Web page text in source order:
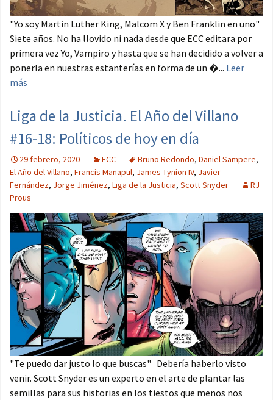
"Yo soy Martin Luther King, Malcom X y Ben Franklin en uno"
Siete años. No ha llovido ni nada desde que ECC editara por
primera vez Yo, Vampiro y hasta que se han decidido a volver a
ponerla en nuestras estanterías en forma de un �... Leer
más
Liga de la Justicia. El Año del Villano
#16-18: Políticos de hoy en día
29 febrero, 2020 ECC Bruno Redondo, Daniel Sampere,
El Año del Villano, Francis Manapul, James Tynion IV, Javier
Fernández, Jorge Jiménez, Liga de la Justicia, Scott Snyder
RJ
Prous
"Te puedo dar justo lo que buscas" Debería haberlo visto
venir. Scott Snyder es un experto en el arte de plantar las
semillas para sus historias en los tiestos que menos nos